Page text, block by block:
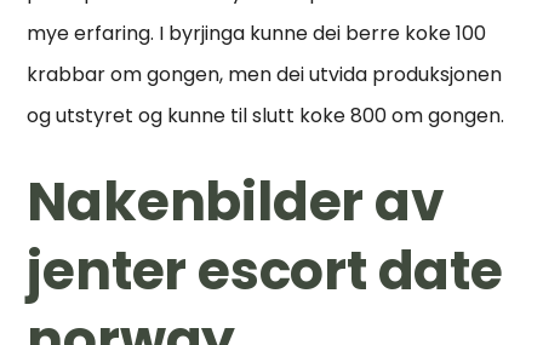
mye erfaring. I byrjinga kunne dei berre koke 100
krabbar om gongen, men dei utvida produksjonen
og utstyret og kunne til slutt koke 800 om gongen.
Nakenbilder av
jenter escort date